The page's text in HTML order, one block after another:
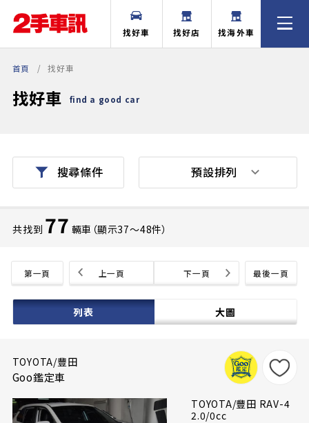
找好車 找好店 找海外車
首頁 找好車
找好車 find a good car
搜尋條件
共找到 77 輛車（顯示37〜48件）
第一頁 最後一頁
上一頁 下一頁
列表 大圖
預設排列
TOYOTA/豐田
Goo鑑定車
TOYOTA/豐田 RAV-4
2.0/0cc